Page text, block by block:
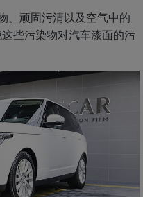
、顽固污清以及空气中的
些污染物对汽车漆面的污